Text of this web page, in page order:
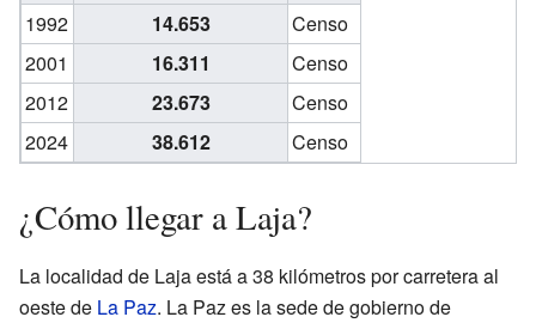
1992
14.653
Censo
2001
16.311
Censo
2012
23.673
Censo
2024
38.612 Censo
¿Cómo llegar a Laja?
La localidad de Laja está a 38 kilómetros por carretera al
oeste de La Paz. La Paz es la sede de gobierno de